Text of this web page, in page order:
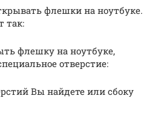
флешки на ноутбуке.
так:
флешку на ноутбуке,
отверстие:
Вы найдете или сбоку